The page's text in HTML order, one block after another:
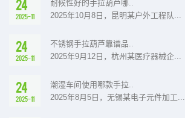
24
2025-11
耐候性好的手拉葫芦哪..
2025年10月8日，昆明某户外工程队...
24
2025-11
不锈钢手拉葫芦靠谱品..
2025年9月12日，杭州某医疗器械企...
24
2025-11
潮湿车间使用哪款手拉..
2025年8月5日，无锡某电子元件加工...